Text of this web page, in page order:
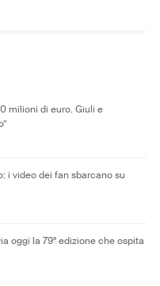
milioni di euro. Giuli e
i video dei fan sbarcano su
oggi la 79ª edizione che ospita